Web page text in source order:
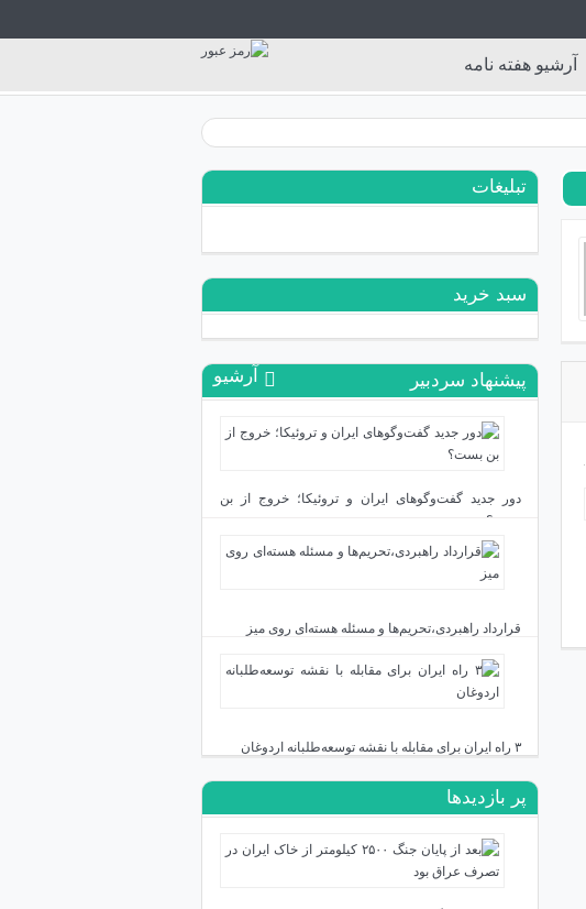
آرشیو هفته نامه
تبلیغات
سبد خرید
پیشنهاد سردبیر آرشیو
دور جدید گفت‌وگوهای ایران و تروئیکا؛ خروج از بن
بست؟
قرارداد راهبردی،تحریم‌ها و مسئله هسته‌ای روی میز
۳ راه ایران برای مقابله با نقشه توسعه‌طلبانه اردوغان
دی ۱۹, ۱۴۰۳
پر بازدیدها